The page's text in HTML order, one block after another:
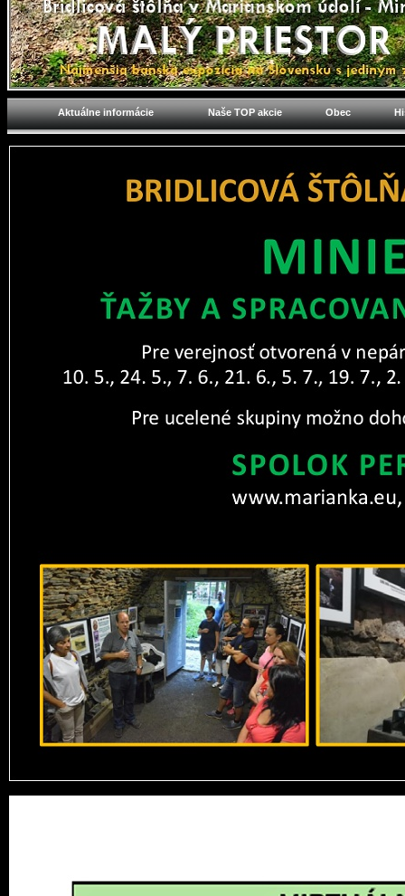
Aktuálne informácie Naše TOP akcie Obec